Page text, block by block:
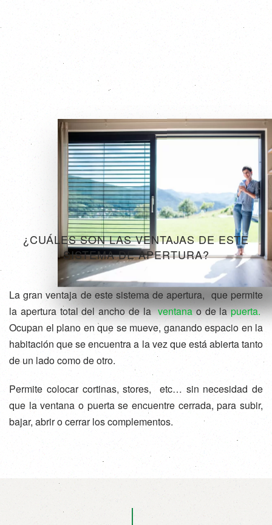
¿CUÁLES SON LAS VENTAJAS DE ESTE
SISTEMA DE APERTURA?
La gran ventaja de este sistema de apertura, que permite
la apertura total del ancho de laventanao de lapuerta.
Ocupan el plano en que se mueve, ganando espacio en la
habitación que se encuentra a la vez que está abierta tanto
de un lado como de otro.
Permite colocar cortinas, stores, etc… sin necesidad de
que la ventana o puerta se encuentre cerrada, para subir,
bajar, abrir o cerrar los complementos.